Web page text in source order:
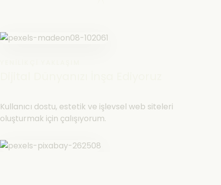
Kullanıcı dostu, estetik ve işlevsel web siteleri
oluşturmak için çalışıyorum.